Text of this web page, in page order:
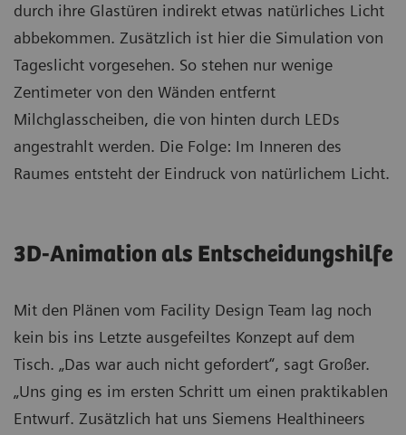
durch ihre Glastüren indirekt etwas natürliches Licht
abbekommen. Zusätzlich ist hier die Simulation von
Tageslicht vorgesehen. So stehen nur wenige
Zentimeter von den Wänden entfernt
Milchglasscheiben, die von hinten durch LEDs
angestrahlt werden. Die Folge: Im Inneren des
Raumes entsteht der Eindruck von natürlichem Licht.
3D-Animation als Entscheidungshilfe
Mit den Plänen vom Facility Design Team lag noch
kein bis ins Letzte ausgefeiltes Konzept auf dem
Tisch. „Das war auch nicht gefordert“, sagt Großer.
„Uns ging es im ersten Schritt um einen praktikablen
Entwurf. Zusätzlich hat uns Siemens Healthineers